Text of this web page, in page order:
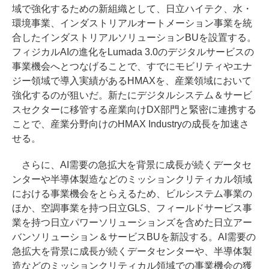
域で強化するための新組織として、日立ハイテク、水・
環境事業、インダストリアルオートメーション事業を統
合したインダストリアルソリューションBUを設置する。
フィジカルAIの進化をLumada 3.0のデジタルサービスの
事業機会へとつなげることで、すでにモビリティやエナ
ジー領域で導入実績があるHMAXを、産業領域において
強化するのが狙いだ。新たにデジタルシステム＆サービ
スセクターに移管する産業向けDX部門と緊密に連携する
ことで、産業分野向けのHMAX Industryの成長を加速さ
せる。
さらに、AI需要の急拡大を背景に成長が続くデータセ
ンターや半導体製造などのミッションクリティカル領域
における事業機会をとらえるため、ビルシステム事業の
ほか、空調事業を持つ日立GLS、フィールドサービス事
業を持つ日立パワーソリューションズを含めた日立アー
バンソリューション＆サービスBUを新設する。AI需要の
急拡大を背景に成長が続くデータセンターや、半導体製
造などのミッションクリティカル領域での事業機会の獲